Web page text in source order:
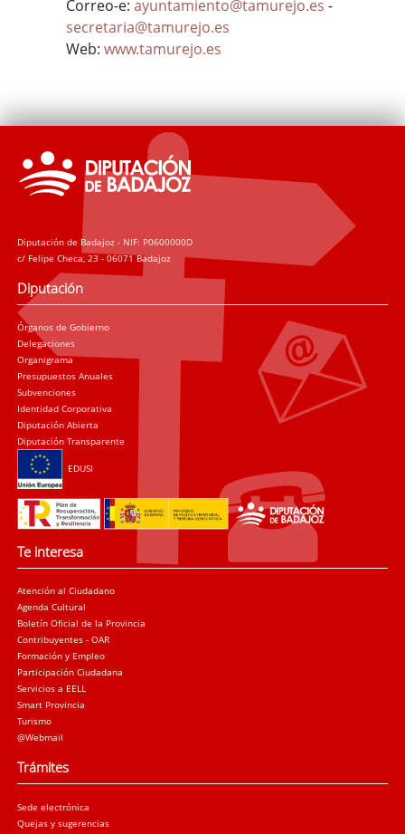
Correo-e: ayuntamiento@tamurejo.es -
secretaria@tamurejo.es
Web: www.tamurejo.es
Diputación de Badajoz - NIF: P0600000D
c/ Felipe Checa, 23 - 06071 Badajoz
Diputación
Órganos de Gobierno
Delegaciones
Organigrama
Presupuestos Anuales
Subvenciones
Identidad Corporativa
Diputación Abierta
Diputación Transparente
EDUSI
Te interesa
Atención al Ciudadano
Agenda Cultural
Boletín Oficial de la Provincia
Contribuyentes - OAR
Formación y Empleo
Participación Ciudadana
Servicios a EELL
Smart Provincia
Turismo
@Webmail
Trámites
Sede electrónica
Quejas y sugerencias